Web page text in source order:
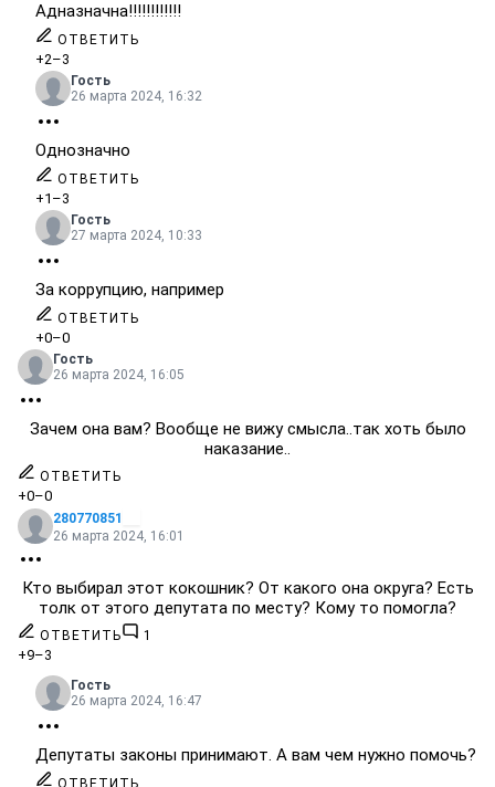
Адназначна!!!!!!!!!!!!
ОТВЕТИТЬ
+2–3
Гость
26 марта 2024, 16:32
Однозначно
ОТВЕТИТЬ
+1 –3
Гость
27 марта 2024, 10:33
За коррупцию, например
ОТВЕТИТЬ
+0–0
Гость
26 марта 2024, 16:05
Зачем она вам? Вообще не вижу смысла..так хоть было
наказание..
ОТВЕТИТЬ
+0–0
280770851
26 марта 2024, 16:01
Кто выбирал этот кокошник? От какого она округа? Есть
толк от этого депутата по месту? Кому то помогла?
ОТВЕТИТЬ 1
+9–3
Гость
26 марта 2024, 16:47
Депутаты законы принимают. А вам чем нужно помочь?
ОТВЕТИТЬ